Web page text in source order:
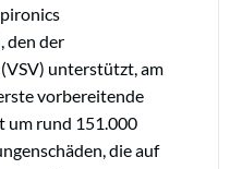
den der
unterstützt, am
vorbereitende
um rund 151.000
die auf